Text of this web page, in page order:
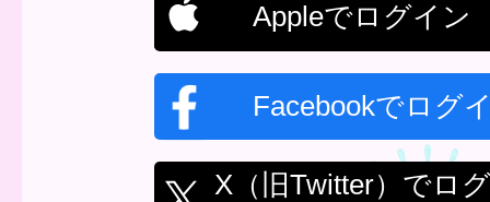
Appleでログイン
Facebookでログ
X（旧Twitter）でロ